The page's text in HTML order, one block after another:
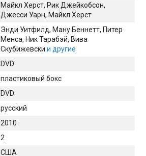
Майкл Херст, Рик Джейкобсон,
Джесси Уарн, Майкл Херст
Энди Уитфилд, Ману Беннетт, Питер
Менса, Ник Тарабэй, Вива
Скубижевски и другие
DVD
пластиковый бокс
DVD
русский
2010
2
США